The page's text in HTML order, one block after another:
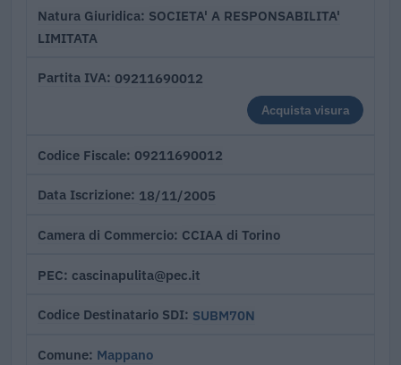
Natura Giuridica SOCIETA' A RESPONSABILITA'
LIMITATA
Partita IVA 09211690012
Acquista visura
Codice Fiscale 09211690012
Data Iscrizione 18/11/2005
Camera di Commercio CCIAA di Torino
PEC cascinapulita@pec.it
Codice Destinatario SDI SUBM70N
Comune Mappano